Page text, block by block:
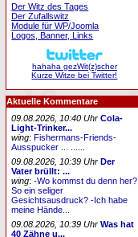
Der Witz des Tages
Der Zufallswitz
Module für WP/Joomla
Logos, Banner, Links
hahaha gezWit(z)scher
Kurze Witze bei Twitter!
Aktuelle Kommentare
09.08.2026, 10:40 Uhr Cola-
Light-Trinker...
wing:Fishermans-Friends-
Ausspucker ... ......
09.08.2026, 10:39 Uhr Der
Vater brüllt: ...
wing:-Wo kommst du denn her?
So ein seliger
Gesichtsausdruck? -Ich habe
meine Hände...
09.08.2026, 10:39 Uhr Was hat
40 Zähne u...